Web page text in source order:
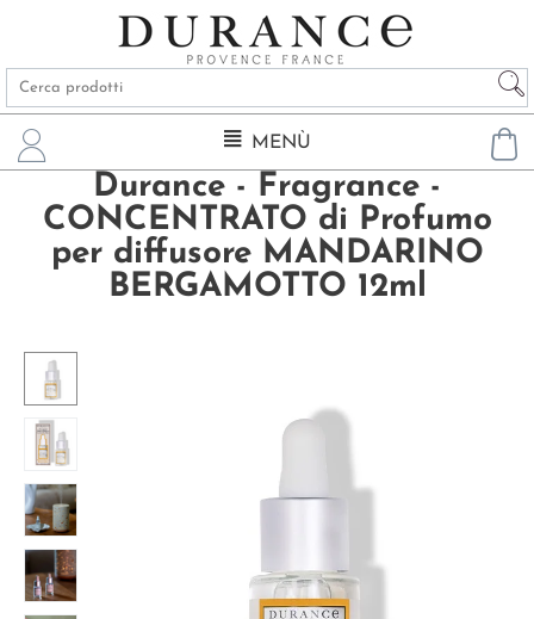
MENÙ
Durance - Fragrance -
CONCENTRATO di Profumo
per diffusore MANDARINO
BERGAMOTTO 12ml